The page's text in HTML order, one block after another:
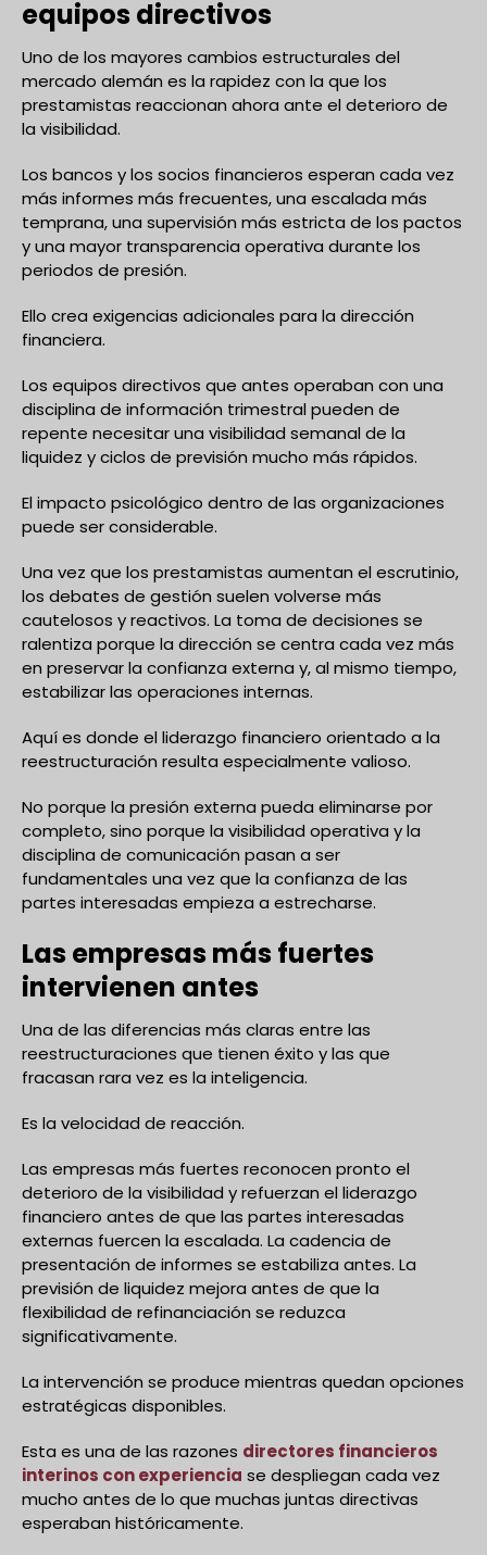
equipos directivos
Uno de los mayores cambios estructurales del
mercado alemán es la rapidez con la que los
prestamistas reaccionan ahora ante el deterioro de
la visibilidad.
Los bancos y los socios financieros esperan cada vez
más informes más frecuentes, una escalada más
temprana, una supervisión más estricta de los pactos
y una mayor transparencia operativa durante los
periodos de presión.
Ello crea exigencias adicionales para la dirección
financiera.
Los equipos directivos que antes operaban con una
disciplina de información trimestral pueden de
repente necesitar una visibilidad semanal de la
liquidez y ciclos de previsión mucho más rápidos.
El impacto psicológico dentro de las organizaciones
puede ser considerable.
Una vez que los prestamistas aumentan el escrutinio,
los debates de gestión suelen volverse más
cautelosos y reactivos. La toma de decisiones se
ralentiza porque la dirección se centra cada vez más
en preservar la confianza externa y, al mismo tiempo,
estabilizar las operaciones internas.
Aquí es donde el liderazgo financiero orientado a la
reestructuración resulta especialmente valioso.
No porque la presión externa pueda eliminarse por
completo, sino porque la visibilidad operativa y la
disciplina de comunicación pasan a ser
fundamentales una vez que la confianza de las
partes interesadas empieza a estrecharse.
Las empresas más fuertes
intervienen antes
Una de las diferencias más claras entre las
reestructuraciones que tienen éxito y las que
fracasan rara vez es la inteligencia.
Es la velocidad de reacción.
Las empresas más fuertes reconocen pronto el
deterioro de la visibilidad y refuerzan el liderazgo
financiero antes de que las partes interesadas
externas fuercen la escalada. La cadencia de
presentación de informes se estabiliza antes. La
previsión de liquidez mejora antes de que la
flexibilidad de refinanciación se reduzca
significativamente.
La intervención se produce mientras quedan opciones
estratégicas disponibles.
Esta es una de las razones directores financieros
interinos con experiencia se despliegan cada vez
mucho antes de lo que muchas juntas directivas
esperaban históricamente.